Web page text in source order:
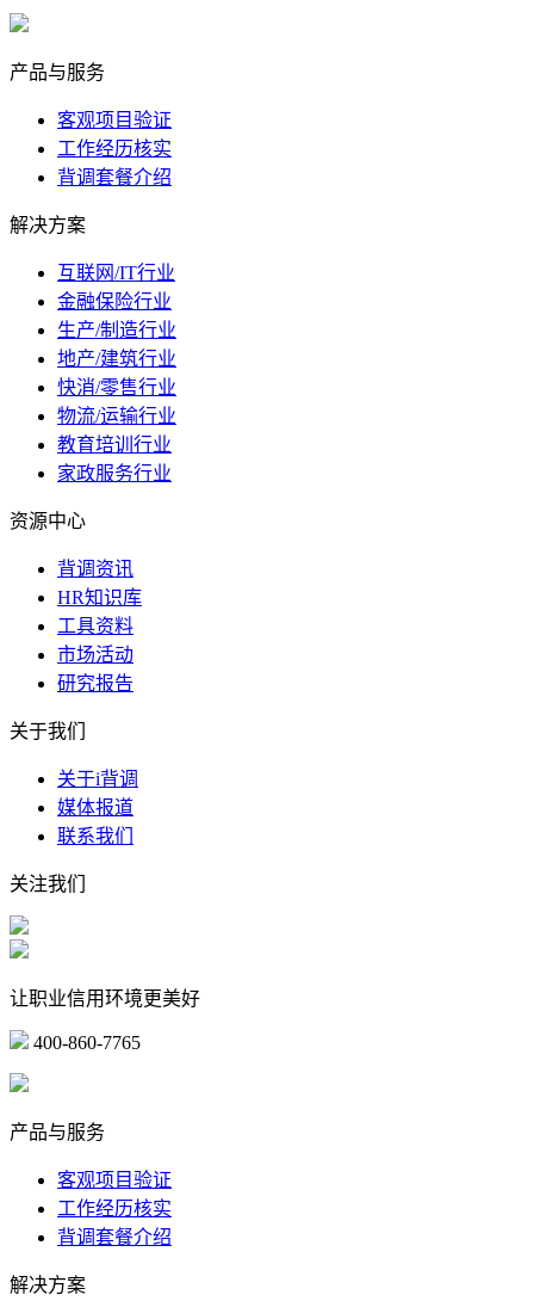
产品与服务
客观项目验证
工作经历核实
背调套餐介绍
解决方案
互联网/IT行业
金融保险行业
生产/制造行业
地产/建筑行业
快消/零售行业
物流/运输行业
教育培训行业
家政服务行业
资源中心
背调资讯
HR知识库
工具资料
市场活动
研究报告
关于我们
关于i背调
媒体报道
联系我们
关注我们
让职业信用环境更美好
400-860-7765
产品与服务
客观项目验证
工作经历核实
背调套餐介绍
解决方案